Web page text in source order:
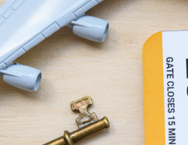
スマホのSIMロック解除と通信手段の
英語面接の練習をしておく
リ前のやることを実践して成功した
現地で店長に抜擢された事例（杉山大
五つ星ホテルの仕事を獲得した事例（
1年間で130万円の貯金に成功した事